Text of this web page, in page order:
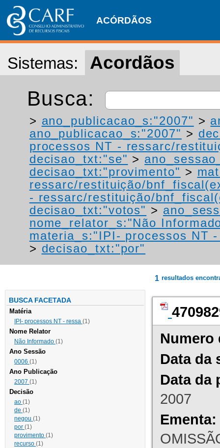
ACÓRDÃOS
Sistemas: Acordãos
Busca:
> ano_publicacao_s:"2007" >
ano_publicacao_s:"2007" >
processos NT - ressarc/
decisao_txt:"se" >
decisao_txt:"provimento" >
ressarc/restituição/
- ressarc/restituição/
decisao_txt:"votos" >
nome_relator_s:"Não
materia_s:"IPI- processos NT
> decisao_txt:"por"
BUSCA FACETADA
Matéria
IPI- processos NT - ressa (1)
Nome Relator
Não Informado (1)
Ano Sessão
0006 (1)
Ano Publicação
2007 (1)
Decisão
ao (1)
de (1)
negou (1)
por (1)
provimento (1)
recurso (1)
1 resultados
Numero
Data da
Data da
2007
Ementa: